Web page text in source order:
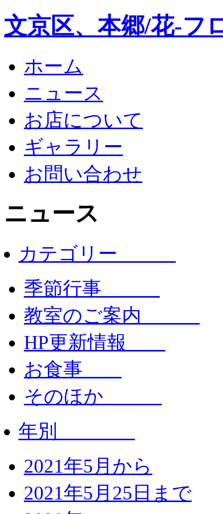
文京区、本郷/花-フ
ホーム
ニュース
お店について
ギャラリー
お問い合わせ
ニュース
カテゴリー
季節行事
教室のご案内
HP更新情報
お食事
そのほか
年別
2021年5月から
2021年5月25日まで